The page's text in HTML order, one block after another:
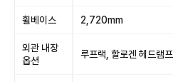
휠베이스 2,720mm
외관 내장
옵션
루프랙, 할로겐 헤드램프